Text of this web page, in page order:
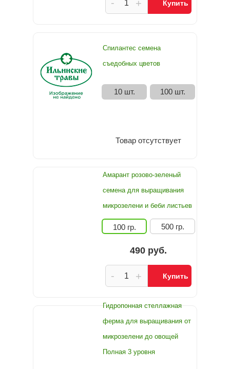
+
- Купить
Спилантес семена
съедобных цветов
10 шт. 100 шт.
Товар отсутствует
Амарант розово-зеленый
семена для выращивания
микрозелени и беби листьев
100 гр. 500 гр.
490 руб.
+
- Купить
Гидропонная стеллажная
ферма для выращивания от
микрозелени до овощей
Полная 3 уровня